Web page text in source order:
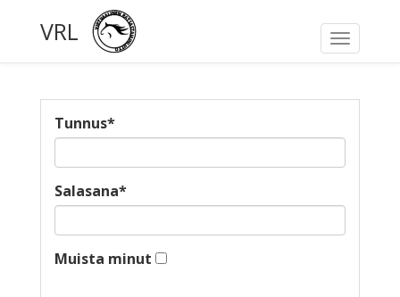
Toggle
VRL
Tunnus*
Salasana*
Muista minut